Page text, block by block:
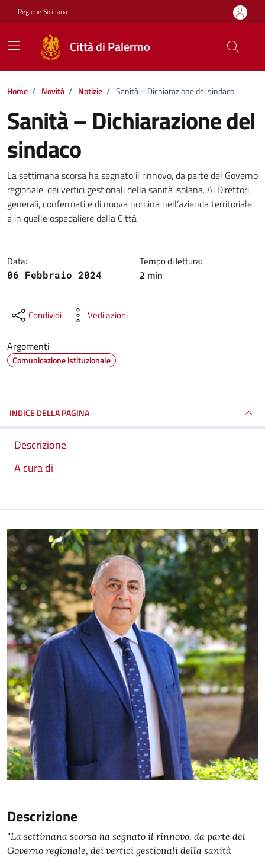
Vai ai contenuti
Vai al footer
Regione Siciliana
Città di Palermo
Home / Novità / Notizie / Sanità – Dichiarazione del sindaco
Sanità – Dichiarazione del
sindaco
Dettagli della notizia
La settimana scorsa ha segnato il rinnovo, da parte del Governo
regionale, dei vertici gestionali della sanità isolana. Ai Direttori
generali, confermati e di nuova nomina nell’azienda territoriale
e in quelle ospedaliere della Città
Data:
06 Febbraio 2024
Tempo di lettura:
2 min
Condividi Vedi azioni
Argomenti
Comunicazione istituzionale
INDICE DELLA PAGINA
Descrizione
A cura di
Descrizione
"La settimana scorsa ha segnato il rinnovo, da parte del
Governo regionale, dei vertici gestionali della sanità